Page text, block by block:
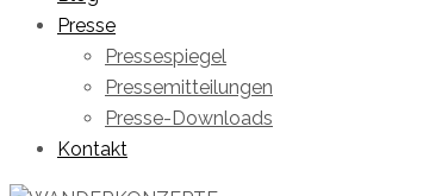
Presse
Pressespiegel
Pressemitteilungen
Presse-Downloads
Kontakt